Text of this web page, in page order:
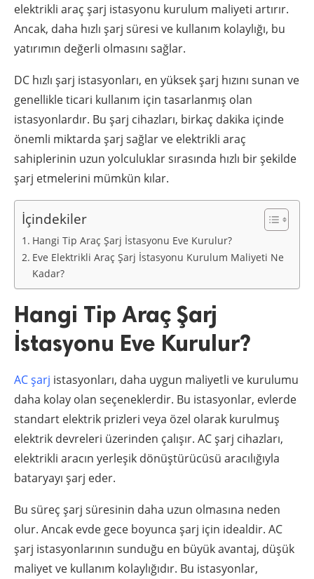
elektrikli araç şarj istasyonu kurulum maliyeti artırır.
Ancak, daha hızlı şarj süresi ve kullanım kolaylığı, bu
yatırımın değerli olmasını sağlar.
DC hızlı şarj istasyonları, en yüksek şarj hızını sunan ve
genellikle ticari kullanım için tasarlanmış olan
istasyonlardır. Bu şarj cihazları, birkaç dakika içinde
önemli miktarda şarj sağlar ve elektrikli araç
sahiplerinin uzun yolculuklar sırasında hızlı bir şekilde
şarj etmelerini mümkün kılar.
İçindekiler
Hangi Tip Araç Şarj İstasyonu Eve Kurulur?
Eve Elektrikli Araç Şarj İstasyonu Kurulum Maliyeti Ne
Kadar?
Hangi Tip Araç Şarj
İstasyonu Eve Kurulur?
AC şarj istasyonları, daha uygun maliyetli ve kurulumu
daha kolay olan seçeneklerdir. Bu istasyonlar, evlerde
standart elektrik prizleri veya özel olarak kurulmuş
elektrik devreleri üzerinden çalışır. AC şarj cihazları,
elektrikli aracın yerleşik dönüştürücüsü aracılığıyla
bataryayı şarj eder.
Bu süreç şarj süresinin daha uzun olmasına neden
olur. Ancak evde gece boyunca şarj için idealdir. AC
şarj istasyonlarının sunduğu en büyük avantaj, düşük
maliyet ve kullanım kolaylığıdır. Bu istasyonlar,